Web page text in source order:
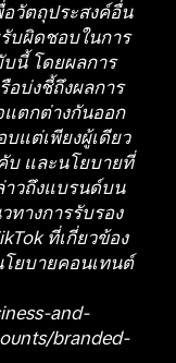
อวัตถุประสงค์อื่น
บผิดชอบในการ
นี้ โดยผลการ
อบ่งชี้ถึงผลการ
แตกต่างกันออก
แต่เพียงผู้เดียว
บ และนโยบายที่
าวถึงแบรนด์บน
ทางการรับรอง
ที่เกี่ยวข้อง
ยบายคอนเทนต์
and-
branded-